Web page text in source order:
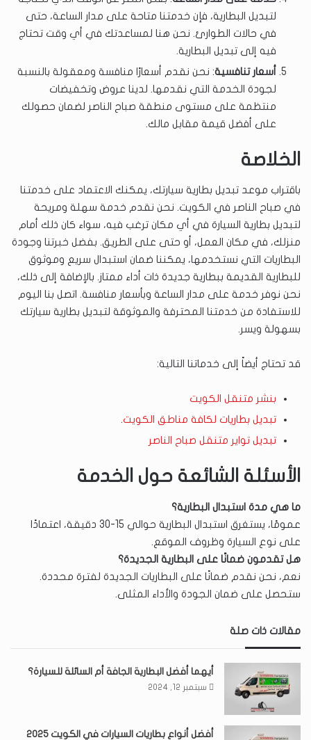
لتبديل البطارية، فإن خدمتنا متاحة على مدار الساعة، حتى
في حالات الطوارئ. نحن هنا لمساعدتك في أي وقت تحتاج
فيه إلى تبديل البطارية.
أسعار تنافسية: نحن نقدم أسعارًا منافسة ومعقولة بالنسبة
لجودة الخدمة التي نقدمها. لدينا عروض وتخفيضات
منتظمة على مستوى منطقة صباح الناصر لضمان حصولك
على أفضل قيمة مقابل مالك.
الخلاصة
باقتراب موعد تبديل بطارية سيارتك، يمكنك الاعتماد على خدمتنا
في صباح الناصر في الكويت. نحن نقدم خدمة سهلة ومريحة
لتبديل بطارية السيارة في أي مكان ترغب فيه، سواء كان ذلك أمام
منزلك، في مكان العمل، أو حتى على الطريق. بفضل خبرتنا وجودة
البطاريات التي نستخدمها، يمكننا ضمان استبدال سريع وموثوق
للبطارية القديمة ببطارية جديدة ذات أداء ممتاز. بالإضافة إلى ذلك،
نحن نوفر خدمة على مدار الساعة وبأسعار منافسة. اتصل بنا اليوم
للاستفادة من خدمتنا المحترفة والموثوقة لتبديل بطارية سيارتك
بسهولة ويسر.
قد تحتاج أيضاً إلى خدماتنا التالية:
بنشر متنقل الكويت
تبديل بطاريات لكافة مناطق الكويت.
تبديل تواير متنقل صباح الناصر
الأسئلة الشائعة حول الخدمة
ما هي مدة استبدال البطارية؟
عمومًا، يستغرق استبدال البطارية حوالي 15-30 دقيقة، اعتمادًا
على نوع السيارة وظروف الموقع.
هل تقدمون ضمانًا على البطارية الجديدة؟
نعم، نحن نقدم ضمانًا على البطاريات الجديدة لفترة محددة.
ستحصل على ضمان الجودة والأداء المثلى.
مقالات ذات صلة
أيهما أفضل البطارية الجافة أم السائلة للسيارة؟
سبتمبر 12, 2024
أفضل أنواع بطاريات السيارات في الكويت 2025